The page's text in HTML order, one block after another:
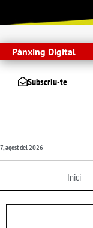
Pànxing Digital
Subscriu-te
7, agost del 2026
Inici